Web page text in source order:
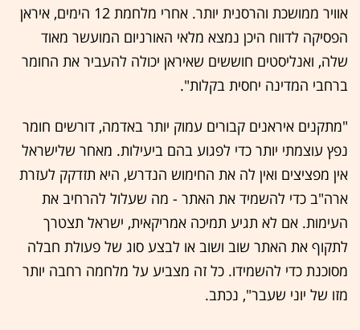
אוויר ממושכת והרסנית יותר. אחרי מלחמת 12 הימים, איראן
הפסיקה לדווח היכן נמצא מלאי האורניום המועשר מאוד
שלה, ואנליסטים חוששים שאיראן יכולה להעביר את החומר
ברחבי המדינה יחסית בקלות".
"מתקנים איראנים קבורים עמוק יותר באדמה, דורשים חומר
נפץ עוצמתי יותר כדי לפגוע בהם ביעילות. מאחר שלישראל
אין מפציצים ואין לה את החימוש הנדרש, היא תזדקק לעזרת
ארה"ב כדי להשמיד את האתר - מה שעלול להרחיב את
העימות. אם לא תגיע תמיכה אמריקאית, ישראל תצטרך
לתקוף את האתר שוב ושוב או לבצע סוג של פעולת חבלה
מסוכנת כדי להשמידו. כל זה מצביע על מלחמה רחבה יותר
מזו של יוני שעבר", נכתב.